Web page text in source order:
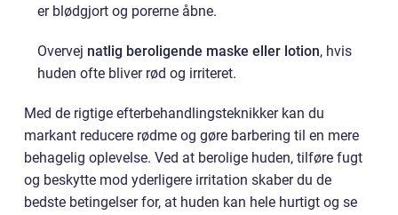
er blødgjort og porerne åbne.
Overvej natlig beroligende maske eller lotion, hvis
huden ofte bliver rød og irriteret.
Med de rigtige efterbehandlingsteknikker kan du
markant reducere rødme og gøre barbering til en mere
behagelig oplevelse. Ved at berolige huden, tilføre fugt
og beskytte mod yderligere irritation skaber du de
bedste betingelser for, at huden kan hele hurtigt og se